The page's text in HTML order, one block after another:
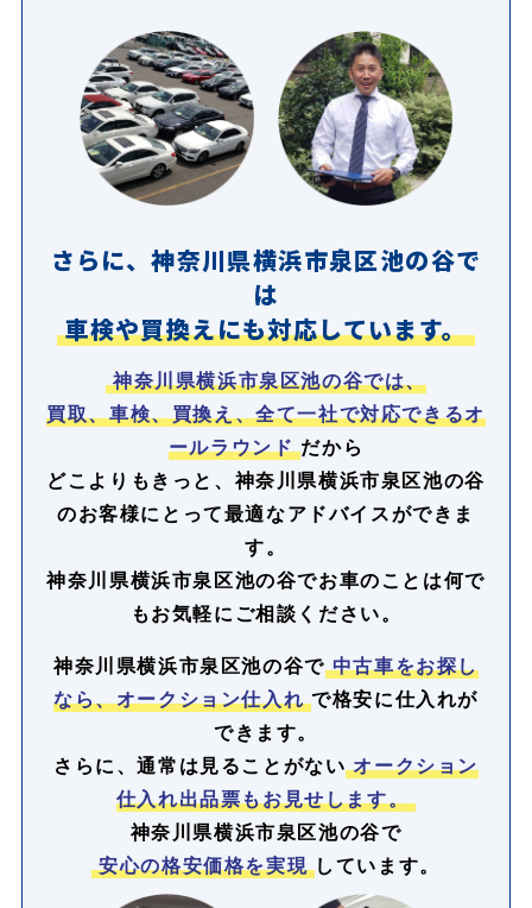
さらに、神奈川県横浜市泉区池の谷で
は
車検や買換えにも対応しています。
神奈川県横浜市泉区池の谷では、
買取、車検、買換え、全て一社で対応できるオ
ールラウンド だから
どこよりもきっと、神奈川県横浜市泉区池の谷
のお客様にとって最適なアドバイスができま
す。
神奈川県横浜市泉区池の谷でお車のことは何で
もお気軽にご相談ください。
神奈川県横浜市泉区池の谷で 中古車をお探し
なら、オークション仕入れ で格安に仕入れが
できます。
さらに、通常は見ることがない オークション
仕入れ出品票もお見せします。
神奈川県横浜市泉区池の谷で
安心の格安価格を実現 しています。